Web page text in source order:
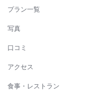
プラン一覧
写真
口コミ
アクセス
食事・レストラン